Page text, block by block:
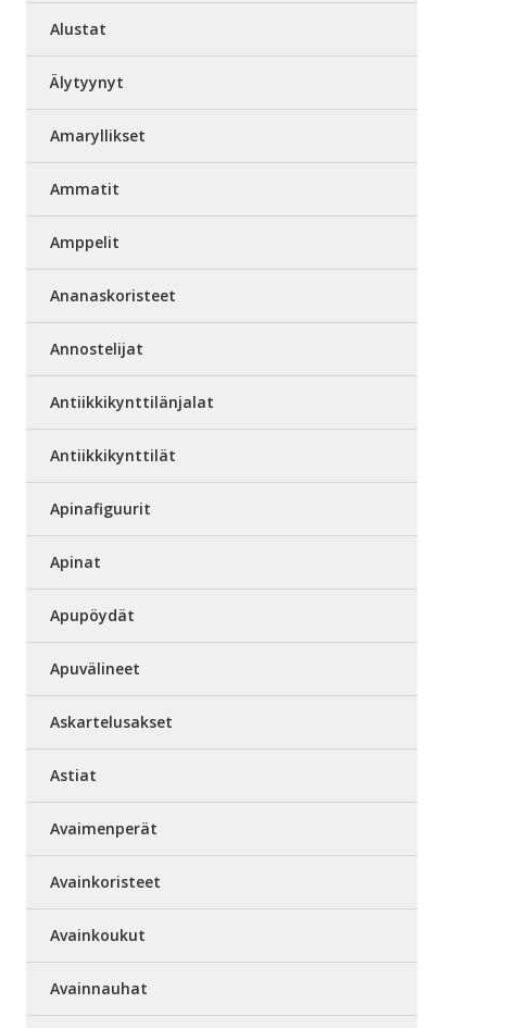
Alustat
Älytyynyt
Amaryllikset
Ammatit
Amppelit
Ananaskoristeet
Annostelijat
Antiikkikynttilänjalat
Antiikkikynttilät
Apinafiguurit
Apinat
Apupöydät
Apuvälineet
Askartelusakset
Astiat
Avaimenperät
Avainkoristeet
Avainkoukut
Avainnauhat